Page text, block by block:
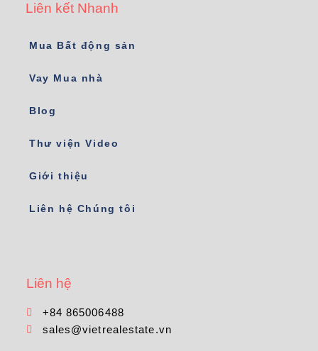
Liên kết Nhanh
Mua Bất động sản
Vay Mua nhà
Blog
Thư viện Video
Giới thiệu
Liên hệ Chúng tôi
Liên hệ
+84 865006488
sales@vietrealestate.vn